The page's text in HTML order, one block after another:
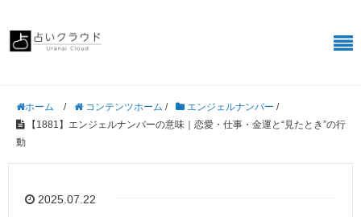
ホーム / コンテンツホーム / エンジェルナンバー /
【1881】エンジェルナンバーの意味｜恋愛・仕事・金運と“見たとき”の行
動
2025.07.22